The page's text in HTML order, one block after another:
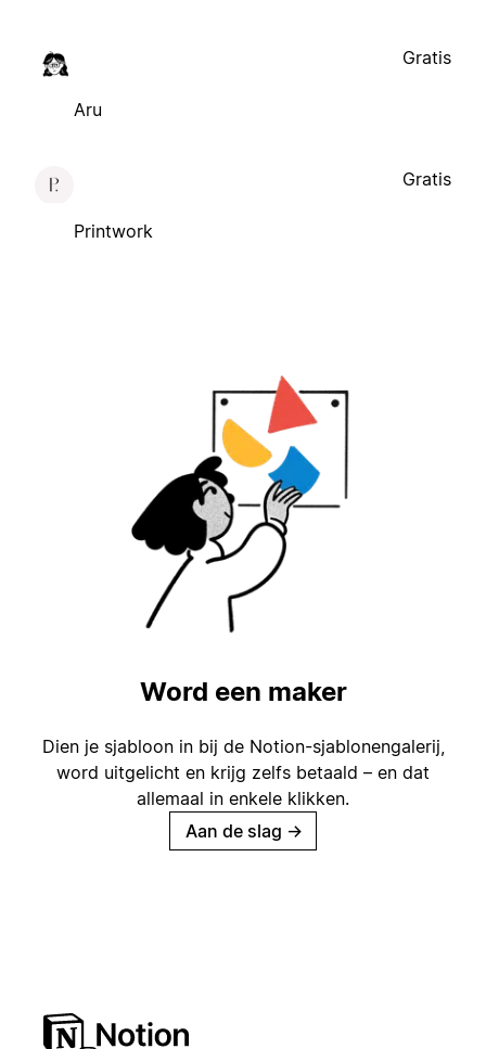
Aru
Gratis
Printwork
Gratis
Word een maker
Dien je sjabloon in bij de Notion-sjablonengalerij,
word uitgelicht en krijg zelfs betaald – en dat
allemaal in enkele klikken.
Aan de slag →